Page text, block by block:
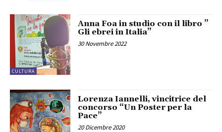
CULTURA
Anna Foa in studio con il libro ”
Gli ebrei in Italia”
30 Novembre 2022
Lorenza Iannelli, vincitrice del
concorso “Un Poster per la
Pace”
20 Dicembre 2020